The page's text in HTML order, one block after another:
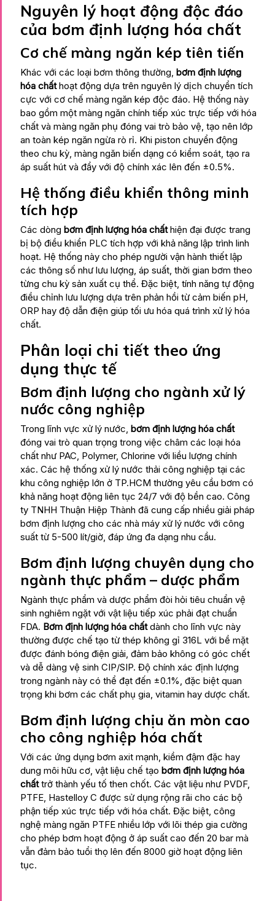
Nguyên lý hoạt động độc đáo
của bơm định lượng hóa chất
Cơ chế màng ngăn kép tiên tiến
Khác với các loại bơm thông thường, bơm định lượng
hóa chấthoạt động dựa trên nguyên lý dịch chuyển tích
cực với cơ chế màng ngăn kép độc đáo. Hệ thống này
bao gồm một màng ngăn chính tiếp xúc trực tiếp với hóa
chất và màng ngăn phụ đóng vai trò bảo vệ, tạo nên lớp
an toàn kép ngăn ngừa rò rỉ. Khi piston chuyển động
theo chu kỳ, màng ngăn biến dạng có kiểm soát, tạo ra
áp suất hút và đẩy với độ chính xác lên đến ±0.5%.
Hệ thống điều khiển thông minh
tích hợp
Các dòng bơm định lượng hóa chấthiện đại được trang
bị bộ điều khiển PLC tích hợp với khả năng lập trình linh
hoạt. Hệ thống này cho phép người vận hành thiết lập
các thông số như lưu lượng, áp suất, thời gian bơm theo
từng chu kỳ sản xuất cụ thể. Đặc biệt, tính năng tự động
điều chỉnh lưu lượng dựa trên phản hồi từ cảm biến pH,
ORP hay độ dẫn điện giúp tối ưu hóa quá trình xử lý hóa
chất.
Phân loại chi tiết theo ứng
dụng thực tế
Bơm định lượng cho ngành xử lý
nước công nghiệp
Trong lĩnh vực xử lý nước, bơm định lượng hóa chất
đóng vai trò quan trọng trong việc châm các loại hóa
chất như PAC, Polymer, Chlorine với liều lượng chính
xác. Các hệ thống xử lý nước thải công nghiệp tại các
khu công nghiệp lớn ở TP.HCM thường yêu cầu bơm có
khả năng hoạt động liên tục 24/7 với độ bền cao. Công
ty TNHH Thuận Hiệp Thành đã cung cấp nhiều giải pháp
bơm định lượng cho các nhà máy xử lý nước với công
suất từ 5-500 lít/giờ, đáp ứng đa dạng nhu cầu.
Bơm định lượng chuyên dụng cho
ngành thực phẩm – dược phẩm
Ngành thực phẩm và dược phẩm đòi hỏi tiêu chuẩn vệ
sinh nghiêm ngặt với vật liệu tiếp xúc phải đạt chuẩn
FDA. Bơm định lượng hóa chấtdành cho lĩnh vực này
thường được chế tạo từ thép không gỉ 316L với bề mặt
được đánh bóng điện giải, đảm bảo không có góc chết
và dễ dàng vệ sinh CIP/SIP. Độ chính xác định lượng
trong ngành này có thể đạt đến ±0.1%, đặc biệt quan
trọng khi bơm các chất phụ gia, vitamin hay dược chất.
Bơm định lượng chịu ăn mòn cao
cho công nghiệp hóa chất
Với các ứng dụng bơm axit mạnh, kiềm đậm đặc hay
dung môi hữu cơ, vật liệu chế tạo bơm định lượng hóa
chấttrở thành yếu tố then chốt. Các vật liệu như PVDF,
PTFE, Hastelloy C được sử dụng rộng rãi cho các bộ
phận tiếp xúc trực tiếp với hóa chất. Đặc biệt, công
nghệ màng ngăn PTFE nhiều lớp với lõi thép gia cường
cho phép bơm hoạt động ở áp suất cao đến 20 bar mà
vẫn đảm bảo tuổi thọ lên đến 8000 giờ hoạt động liên
tục.